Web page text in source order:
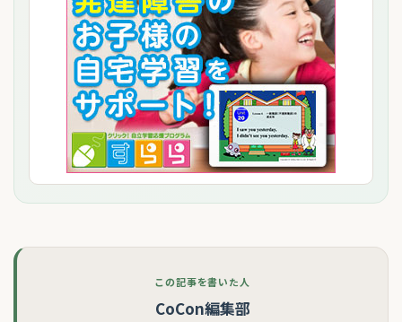
この記事を書いた人
CoCon編集部